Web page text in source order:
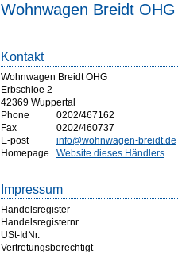
Wohnwagen Breidt OHG
Kontakt
Wohnwagen Breidt OHG
Erbschloe 2
42369 Wuppertal
Phone
0202/467162
Fax
0202/460737
E-post
info@wohnwagen-breidt.de
Homepage
Website dieses Händlers
Impressum
Handelsregister
Handelsregisternr
USt-IdNr.
Vertretungsberechtigt